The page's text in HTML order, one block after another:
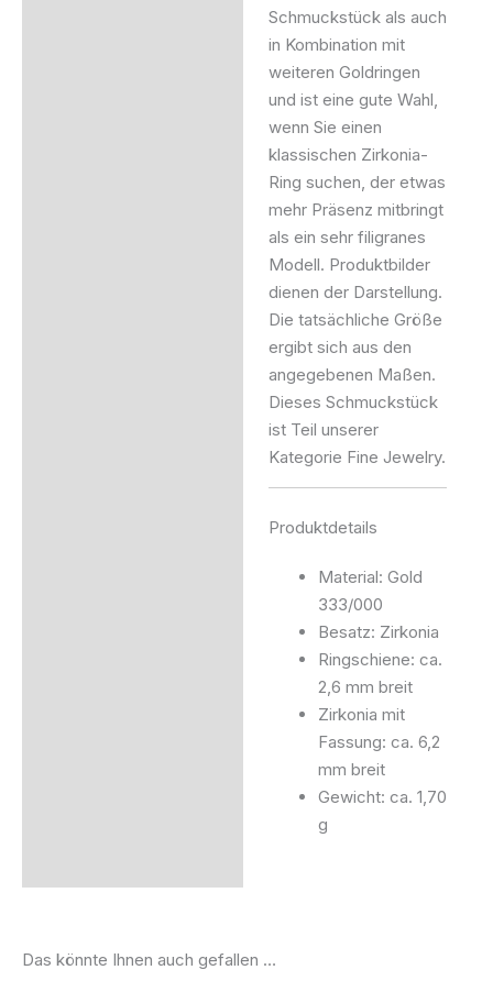
Schmuckstück als auch
in Kombination mit
weiteren Goldringen
und ist eine gute Wahl,
wenn Sie einen
klassischen Zirkonia-
Ring suchen, der etwas
mehr Präsenz mitbringt
als ein sehr filigranes
Modell. Produktbilder
dienen der Darstellung.
Die tatsächliche Größe
ergibt sich aus den
angegebenen Maßen.
Dieses Schmuckstück
ist Teil unserer
Kategorie Fine Jewelry.
Produktdetails
Material: Gold
333/000
Besatz: Zirkonia
Ringschiene: ca.
2,6 mm breit
Zirkonia mit
Fassung: ca. 6,2
mm breit
Gewicht: ca. 1,70
g
Das könnte Ihnen auch gefallen …